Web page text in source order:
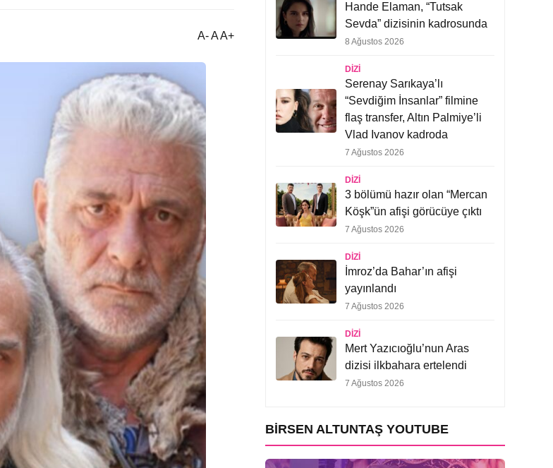
A- A A+
Hande Elaman, “Tutsak
Sevda” dizisinin kadrosunda
8 Ağustos 2026
DIZI
Serenay Sarıkaya’lı
“Sevdiğim İnsanlar” filmine
flaş transfer, Altın Palmiye’li
Vlad Ivanov kadroda
7 Ağustos 2026
DIZI
3 bölümü hazır olan “Mercan
Köşk”ün afişi görücüye çıktı
7 Ağustos 2026
DIZI
İmroz’da Bahar’ın afişi
yayınlandı
7 Ağustos 2026
DIZI
Mert Yazıcıoğlu’nun Aras
dizisi ilkbahara ertelendi
7 Ağustos 2026
BIRSEN ALTUNTAŞ YOUTUBE